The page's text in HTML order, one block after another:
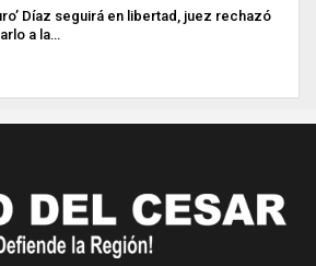
Díaz seguirá en libertad, juez rechazó
a la…